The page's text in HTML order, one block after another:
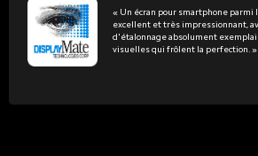
« Un écran pour smartphone
excellent et très impressionnant,
d'étalonnage absolument
visuelles qui frôlent la perfection. »